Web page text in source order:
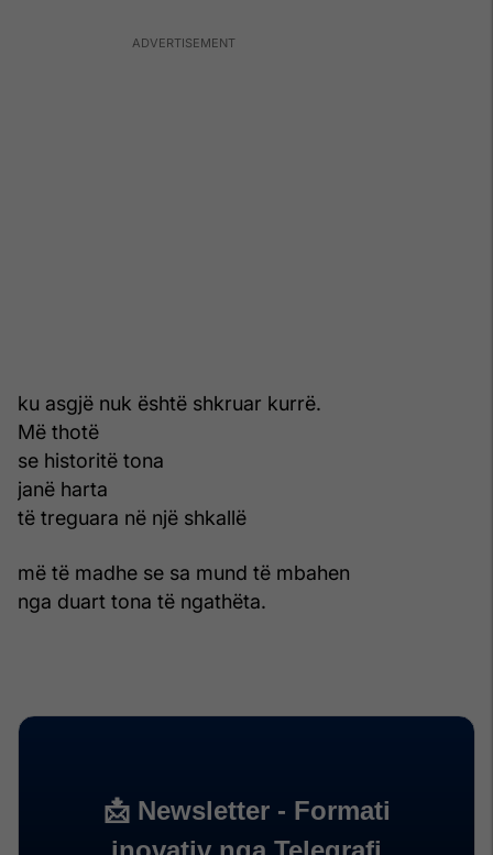
ku asgjë nuk është shkruar kurrë.
Më thotë
se historitë tona
janë harta
të treguara në një shkallë
më të madhe se sa mund të mbahen
nga duart tona të ngathëta.